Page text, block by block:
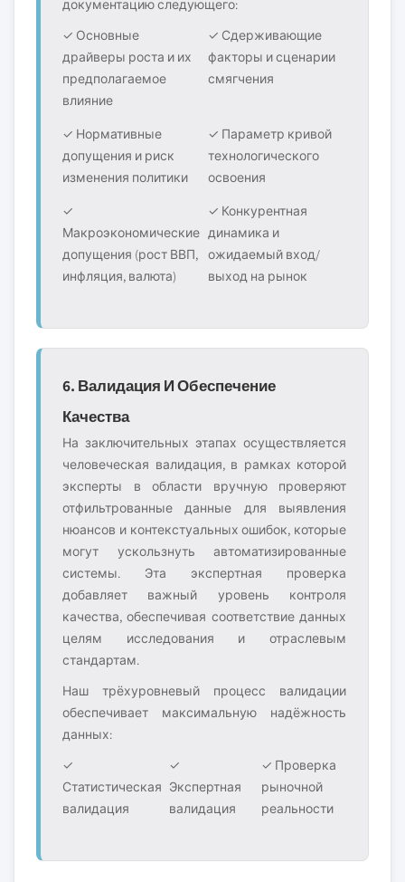
документацию следующего:
✓ Основные
драйверы роста и их
предполагаемое
влияние
✓ Сдерживающие
факторы и сценарии
смягчения
✓ Нормативные
допущения и риск
изменения политики
✓ Параметр кривой
технологического
освоения
✓
Макроэкономические
допущения (рост ВВП,
инфляция, валюта)
✓ Конкурентная
динамика и
ожидаемый вход/
выход на рынок
6. Валидация И Обеспечение
Качества
На заключительных этапах осуществляется
человеческая валидация, в рамках которой
эксперты в области вручную проверяют
отфильтрованные данные для выявления
нюансов и контекстуальных ошибок, которые
могут ускользнуть автоматизированные
системы. Эта экспертная проверка
добавляет важный уровень контроля
качества, обеспечивая соответствие данных
целям исследования и отраслевым
стандартам.
Наш трёхуровневый процесс валидации
обеспечивает максимальную надёжность
данных:
✓
Статистическая
валидация
✓
Экспертная
валидация
✓ Проверка
рыночной
реальности